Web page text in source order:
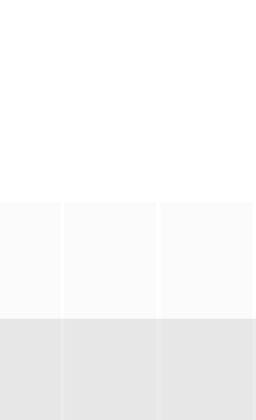
于2024年10月6日宣布制作决定，
芽衣子，有一天被选中为贵族学校"天宫女学院"的特